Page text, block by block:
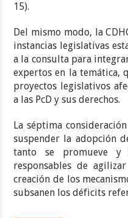
15).
Del mismo modo, la
instancias legislativas
a la consulta para
expertos en la temática,
proyectos legislativos
a las PcD y sus derechos.
La séptima
suspender la adopción
tanto se promueve y
responsables de
creación de los
subsanen los déficits